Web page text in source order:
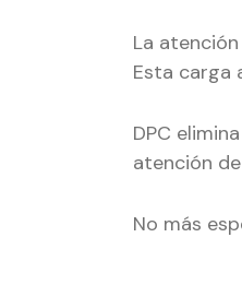
La
Esta carga
DPC
atención
No más